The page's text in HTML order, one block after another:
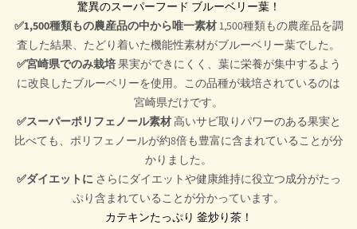
驚異のスーパーフード ブルーベリー葉！
✅1,500種類もの農産品の中から唯一素材1,500種類もの農産品を調
査した結果、たどり着いた機能性素材がブルーベリー葉でした。
✅宮崎県でのみ栽培果実ができにくく、葉に栄養が集中するよう
に改良したブルーベリーを使用。この品種が栽培されているのは
宮崎県だけです。
✅スーパーポリフェノール素材高いサビ取りパワーのある果実と
比べても、ポリフェノールが約8倍も豊富に含まれていることが分
かりました。
✅ダイエットにさらにダイエットや健康維持に役立つ成分がたっ
ぷり含まれていることが分かっています。
カテキンたっぷり 釜炒り茶！